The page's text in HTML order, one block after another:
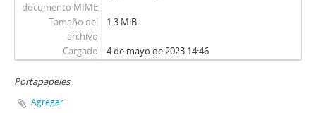
documento MIME
Tamaño del
archivo
1.3 MiB
Cargado 4 de mayo de 2023 14:46
Portapapeles
Agregar